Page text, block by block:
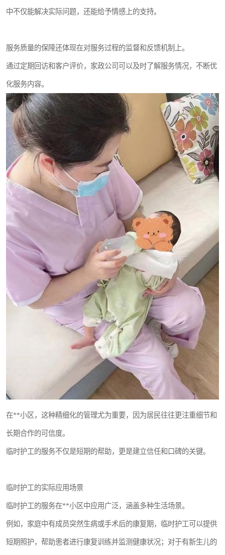
中不仅能解决实际问题，还能给予情感上的支持。
服务质量的保障还体现在对服务过程的监督和反馈机制上。
通过定期回访和客户评价，家政公司可以及时了解服务情况，不断优
化服务内容。
在**小区，这种精细化的管理尤为重要，因为居民往往更注重细节和
长期合作的可信度。
临时护工的服务不仅是短期的帮助，更是建立信任和口碑的关键。
临时护工的实际应用场景
临时护工的服务在**小区中应用广泛，涵盖多种生活场景。
例如，家庭中有成员突然生病或手术后的康复期，临时护工可以提供
短期照护，帮助患者进行康复训练并监测健康状况；对于有新生儿的